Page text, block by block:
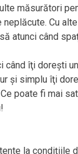
măsurători
Cu
atunci când
îţi doreşti
şi simplu îţi
poate fi mai
la condiţiile